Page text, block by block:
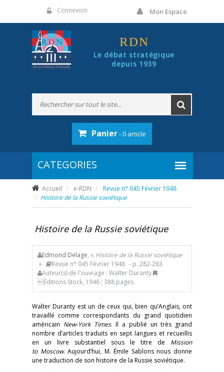
Connexion Mon Espace
RDN
Le débat stratégique
depuis 1939
Panier- 0 article
Accueil e-RDN
Revue n° 045 Février 1948
Histoire de la Russie soviétique
Histoire de la Russie soviétique
Edmond Delage, « Histoire de la Russie soviétique
»
Revue n° 045 Février 1948 - p. 282-283
Auteur(s) de l'ouvrage : Walter Duranty
Éditions Stock, 1946 ; 388 pages
Walter Duranty est un de ceux qui, bien qu’Anglais, ont
travaillé comme correspondants du grand quotidien
américain New-York Times. Il a publié un très grand
nombre d’articles traduits en sept langues et recueillis
en un livre substantiel sous le titre de Mission
to Moscow. Aujourd’hui, M. Émile Sablons nous donne
une traduction de son histoire de la Russie soviétique.